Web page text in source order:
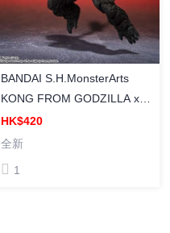
BANDAI S.H.MonsterArts
KONG FROM GODZILLA x
KONG: THE NEW EMPIRE
(2024) S.H.MonsterArts 金剛
HK$420
全新
1